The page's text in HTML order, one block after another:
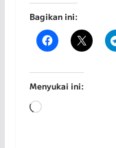
Bagikan ini:
Menyukai ini:
Memuat...